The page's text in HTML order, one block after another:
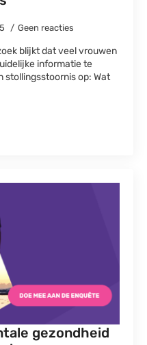
Geen reacties
blijkt dat veel vrouwen
informatie te
stollingsstoornis op: Wat
gezondheid